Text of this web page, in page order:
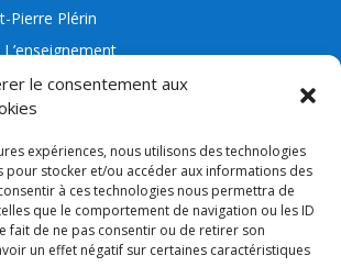
le consentement aux
expériences, nous utilisons des technologies
pour stocker et/ou accéder aux informations des
à ces technologies nous permettra de
que le comportement de navigation ou les ID
fait de ne pas consentir ou de retirer son
un effet négatif sur certaines caractéristiques
Pierre Plérin
Plérin
Plérin
l’Apel Notre-Dame